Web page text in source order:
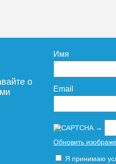
о
Имя
Email
→
Обновить
Я принимаю